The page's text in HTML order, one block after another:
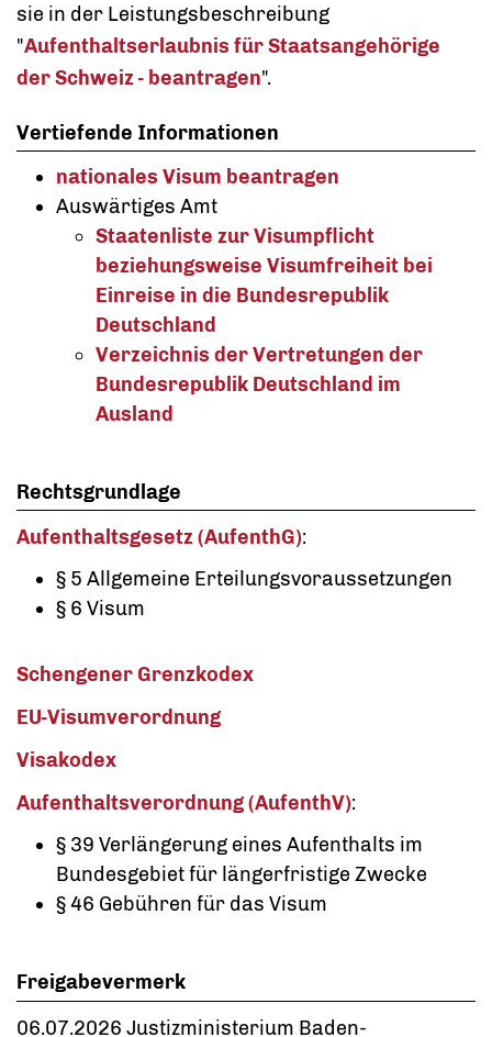
sie in der Leistungsbeschreibung
"Aufenthaltserlaubnis für Staatsangehörige
der Schweiz - beantragen".
Vertiefende Informationen
nationales Visum beantragen
Auswärtiges Amt
Staatenliste zur Visumpflicht
beziehungsweise Visumfreiheit bei
Einreise in die Bundesrepublik
Deutschland
Verzeichnis der Vertretungen der
Bundesrepublik Deutschland im
Ausland
Rechtsgrundlage
Aufenthaltsgesetz (AufenthG):
§ 5 Allgemeine Erteilungsvoraussetzungen
§ 6 Visum
Schengener Grenzkodex
EU-Visumverordnung
Visakodex
Aufenthaltsverordnung (AufenthV):
§ 39 Verlängerung eines Aufenthalts im
Bundesgebiet für längerfristige Zwecke
§ 46 Gebühren für das Visum
Freigabevermerk
06.07.2026 Justizministerium Baden-